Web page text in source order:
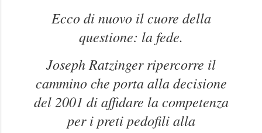
Ecco di nuovo il cuore della
questione: la fede.
Joseph Ratzinger ripercorre il
cammino che porta alla decisione
del 2001 di affidare la competenza
per i preti pedofili alla